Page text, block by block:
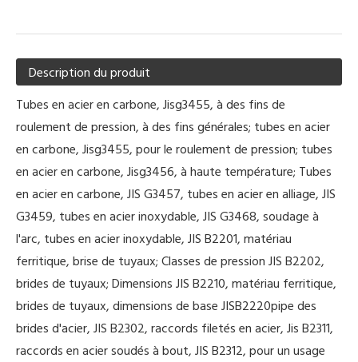
Description du produit
Tubes en acier en carbone, Jisg3455, à des fins de
roulement de pression, à des fins générales; tubes en acier
en carbone, Jisg3455, pour le roulement de pression; tubes
en acier en carbone, Jisg3456, à haute température; Tubes
en acier en carbone, JIS G3457, tubes en acier en alliage, JIS
G3459, tubes en acier inoxydable, JIS G3468, soudage à
l'arc, tubes en acier inoxydable, JIS B2201, matériau
ferritique, brise de tuyaux; Classes de pression JIS B2202,
brides de tuyaux; Dimensions JIS B2210, matériau ferritique,
brides de tuyaux, dimensions de base JISB2220pipe des
brides d'acier, JIS B2302, raccords filetés en acier, Jis B2311,
raccords en acier soudés à bout, JIS B2312, pour un usage